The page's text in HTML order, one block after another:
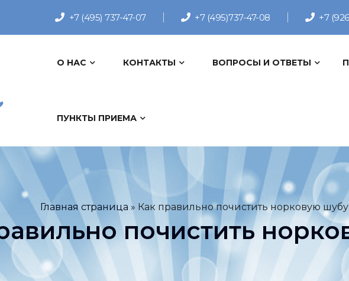
+7 (495) 737-47-07 +7 (495)737-47-08 +7
О НАС КОНТАКТЫ ВОПРОСЫ И ОТВЕТЫ
ПУНКТЫ ПРИЕМА
Главная страница » Как правильно почистить норковую шубу
почистить